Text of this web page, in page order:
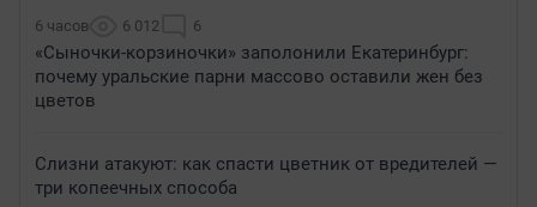
6 часов 6 012 6
«Сыночки-корзиночки» заполонили Екатеринбург:
почему уральские парни массово оставили жен без
цветов
Слизни атакуют: как спасти цветник от вредителей —
три копеечных способа